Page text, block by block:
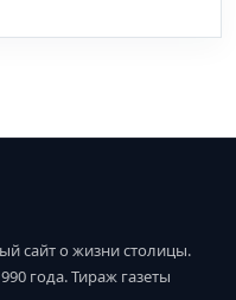
сайт о жизни столицы.
года. Тираж газеты